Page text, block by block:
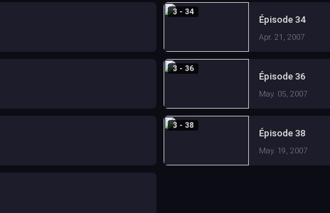
3 - 34
Épisode 34
Apr. 21, 2007
3 - 36
Épisode 36
May. 05, 2007
3 - 38
Épisode 38
May. 19, 2007